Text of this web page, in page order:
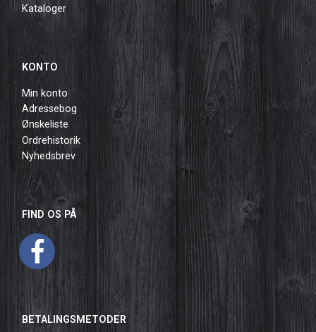
Kataloger
KONTO
Min konto
Adressebog
Ønskeliste
Ordrehistorik
Nyhedsbrev
FIND OS PÅ
BETALINGSMETODER